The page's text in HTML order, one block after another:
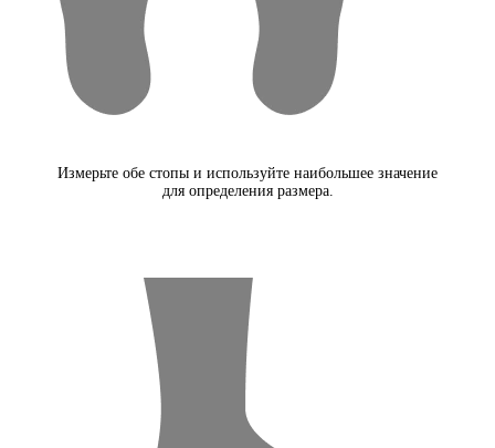
Измерьте обе стопы и используйте наибольшее значение
для определения размера.